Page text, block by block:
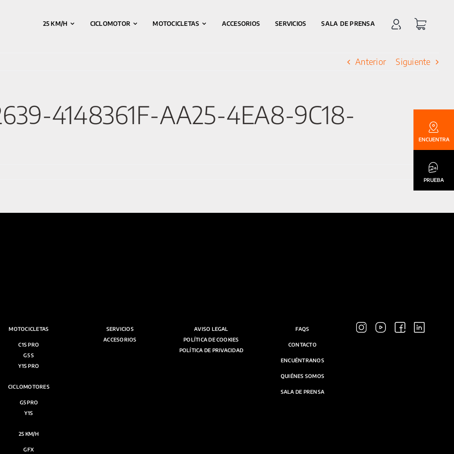
25 KM/H CICLOMOTOR MOTOCICLETAS ACCESORIOS SERVICIOS SALA DE PRENSA
Anterior Siguiente
4148361F-AA25-4EA8-9C18-
MOTOCICLETAS
C1S PRO
G5 S
Y1S PRO
CICLOMOTORES
G5 PRO
Y1S
25 KM/H
GFX
SERVICIOS
ACCESORIOS
AVISO LEGAL
POLÍTICA DE COOKIES
POLÍTICA DE PRIVACIDAD
FAQS
CONTACTO
ENCUÉNTRANOS
QUIÉNES SOMOS
SALA DE PRENSA
ENCUENTRA
PRUEBA